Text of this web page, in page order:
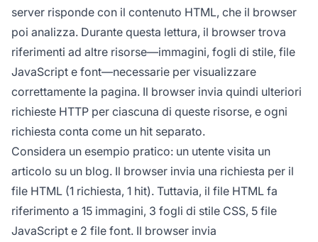
server risponde con il contenuto HTML, che il browser
poi analizza. Durante questa lettura, il browser trova
riferimenti ad altre risorse—immagini, fogli di stile, file
JavaScript e font—necessarie per visualizzare
correttamente la pagina. Il browser invia quindi ulteriori
richieste HTTP per ciascuna di queste risorse, e ogni
richiesta conta come un hit separato.
Considera un esempio pratico: un utente visita un
articolo su un blog. Il browser invia una richiesta per il
file HTML (1 richiesta, 1 hit). Tuttavia, il file HTML fa
riferimento a 15 immagini, 3 fogli di stile CSS, 5 file
JavaScript e 2 file font. Il browser invia